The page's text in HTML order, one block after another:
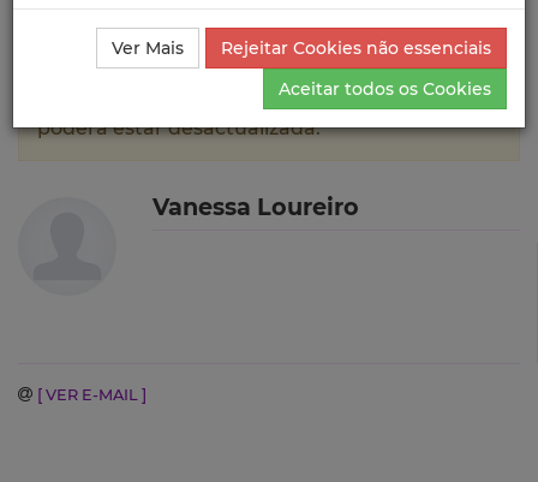
Ciência_Iscte Autores Vanessa Loureiro Currículo
A informação contida neste perfil público
poderá estar desactualizada.
Vanessa Loureiro
[ VER E-MAIL ]
Ver Mais
Rejeitar Cookies não essenciais
Aceitar todos os Cookies